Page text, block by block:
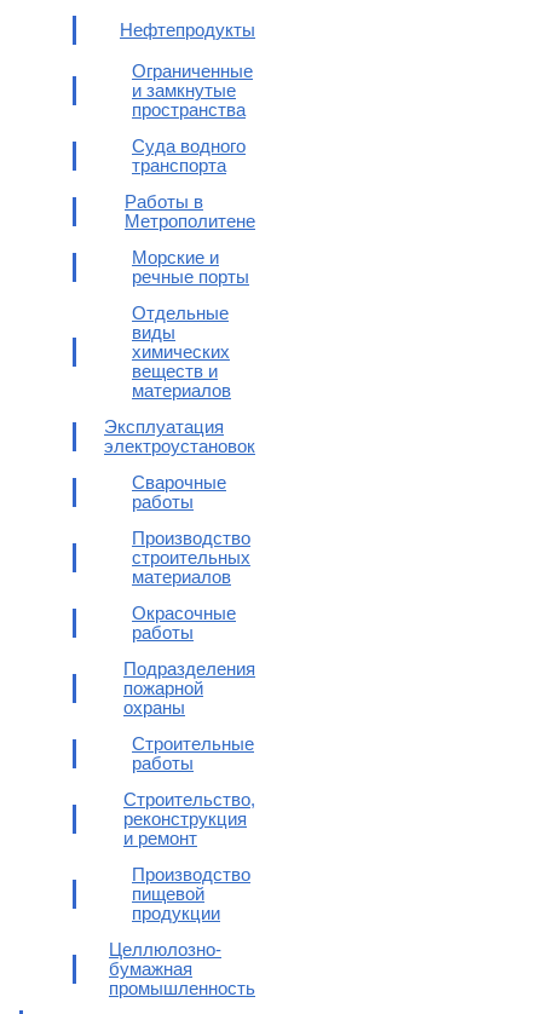
Нефтепродукты
Ограниченные
и замкнутые
пространства
Суда водного
транспорта
Работы в
Метрополитене
Морские и
речные порты
Отдельные
виды
химических
веществ и
материалов
Эксплуатация
электроустановок
Сварочные
работы
Производство
строительных
материалов
Окрасочные
работы
Подразделения
пожарной
охраны
Строительные
работы
Строительство,
реконструкция
и ремонт
Производство
пищевой
продукции
Целлюлозно-
бумажная
промышленность